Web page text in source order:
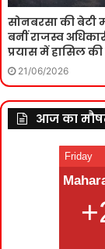
सोनबरसा की बेटी
बनीं राजस्व
प्रयास में हासिल
21/06/2026
आज का
Friday